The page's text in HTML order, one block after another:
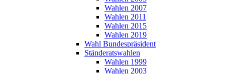
Wahlen 2007
Wahlen 2011
Wahlen 2015
Wahlen 2019
Wahl Bundespräsident
Ständeratswahlen
Wahlen 1999
Wahlen 2003